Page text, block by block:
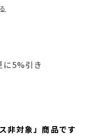
5%引き
非対象」商品です